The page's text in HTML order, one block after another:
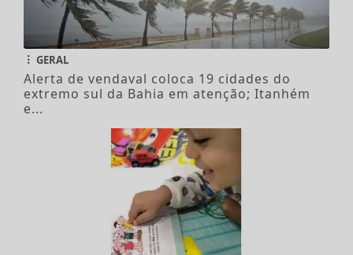
GERAL
Alerta de vendaval coloca 19 cidades do
extremo sul da Bahia em atenção; Itanhém
e...